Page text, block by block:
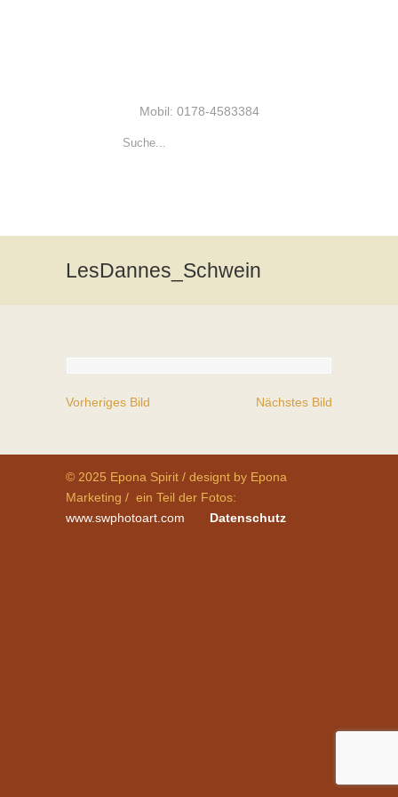
Mobil: 0178-4583384
LesDannes_Schwein
Vorheriges Bild Nächstes Bild
© 2025 Epona Spirit / designt by Epona
Marketing / ein Teil der Fotos:
www.swphotoart.com
Datenschutz